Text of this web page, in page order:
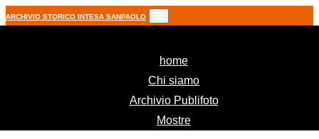
ARCHIVIO STORICO INTESA SANPAOLO
home(current)
Chi siamo
Archivio Publifoto
Mostre